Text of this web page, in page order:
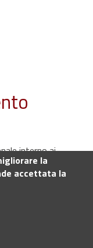
interno ai
Prestazioni
e Clinica,
la
accettata la